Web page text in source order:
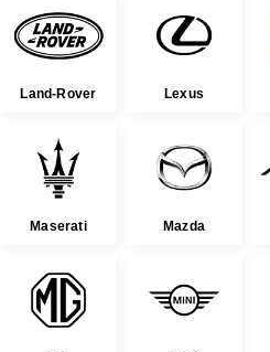
Land-Rover Lexus
Maserati Mazda